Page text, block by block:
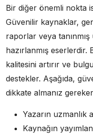
Bir diğer önemli nokta
Güvenilir kaynaklar,
raporlar veya
hazırlanmış eserlerdir.
kalitesini artırır ve
destekler. Aşağıda,
dikkate almanız
Yazarın uzmanlık
Kaynağın